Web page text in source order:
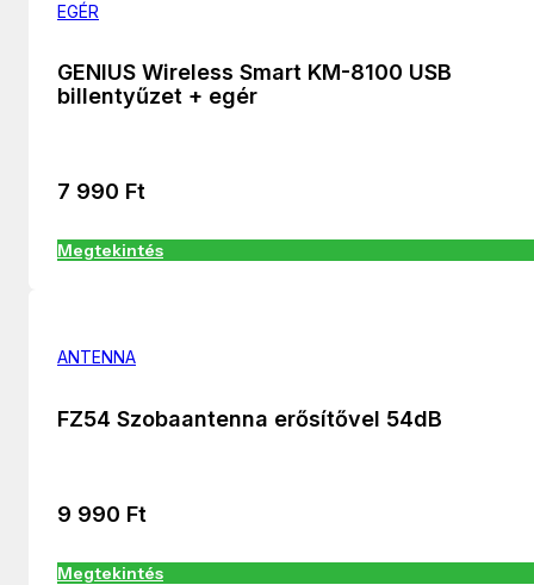
EGÉR
GENIUS Wireless Smart KM-8100 USB
billentyűzet + egér
7 990 Ft
Megtekintés
ANTENNA
FZ54 Szobaantenna erősítővel 54dB
9 990 Ft
Megtekintés